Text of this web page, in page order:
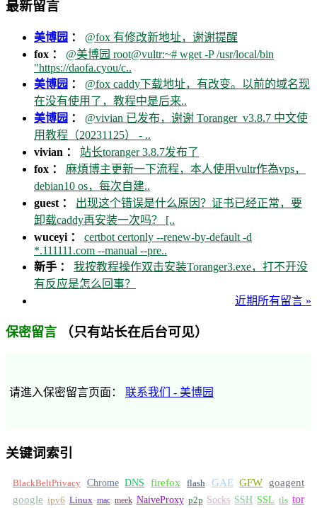
最新留言
美博园 ： @fox 有修改新地址，谢谢提醒
fox ： @美博园 root@vultr:~# wget -P /usr/local/bin
"https://daofa.cyou/c..
美博园 ： @fox caddy下载地址，有改变。以前的域名现
在没有使用了，教程中是后来..
美博园 ： @vivian 已发布，谢谢 Toranger_v3.8.7 中文使
用教程（20231125） - ..
vivian ： 站长toranger 3.8.7发布了
fox ： 麻煩博主更新一下流程，本人使用vultr作為vps，
debian10 os，每次自建..
guest ： 出现这个错误是什么原因？证书已经正常，要
卸载caddy再安装一次吗？ [..
wuceyi ： certbot certonly --renew-by-default -d
*.111111.com --manual --pre..
新手 ： 我按教程操作双击安装Toranger3.exe，打不开没
有反应是怎么回事？
近期所有留言 »
保密留言 （只有站长在后台可见）
请進入保密留言页面： 联系我们 - 美博园
关键词索引
BlackBeltPrivacy Chrome DNS firefox flash GAE GFW
goagent
google ipv6 Linux mac meek NaiveProxy p2p Socks SSH SSL tls tor